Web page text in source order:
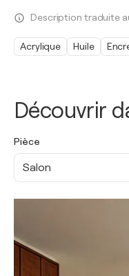
Découvrir
Pièce
Salon
Description traduite
Acrylique Huile